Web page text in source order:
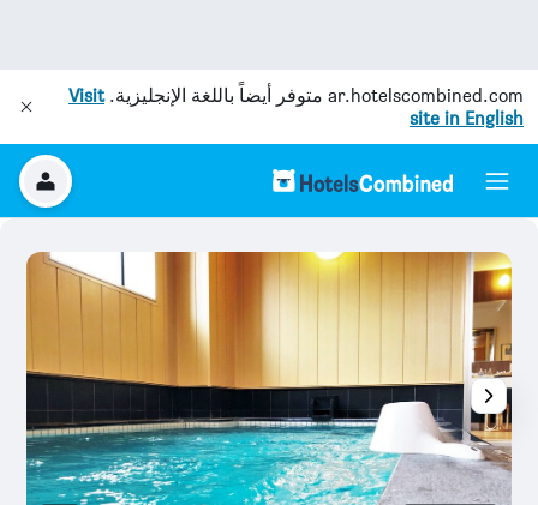
ar.hotelscombined.com متوفر أيضاً باللغة الإنجليزية.Visit
site in English